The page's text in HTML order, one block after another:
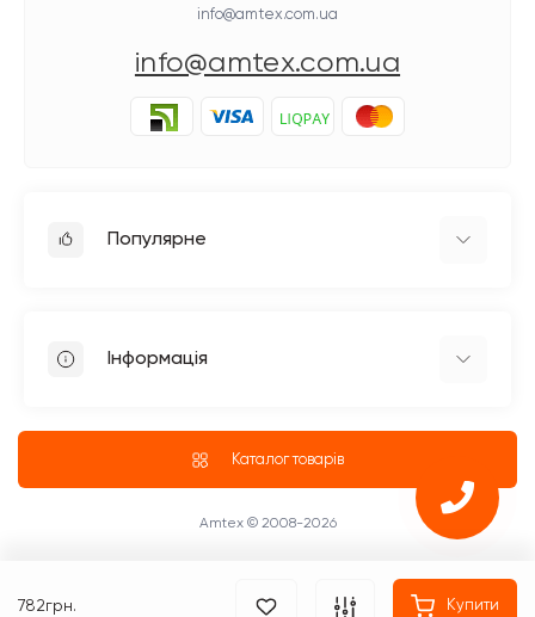
782грн. Купити
info@amtex.com.ua
info@amtex.com.ua
Популярне
Швейне обладнання Jack
Чотириниткові оверлоки
Інформація
Блог
ПУБЛІЧНИЙ ДОГОВІР (ОФЕРТА)
Каталог товарів
Amtex © 2008-2026